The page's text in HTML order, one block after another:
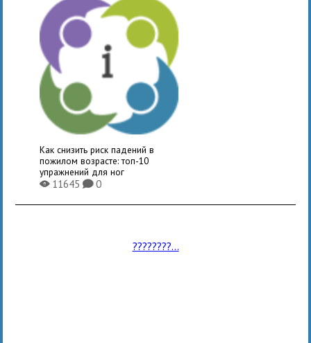
Как снизить риск падений в
пожилом возрасте: топ-10
упражнений для ног
X11645K0
????????...